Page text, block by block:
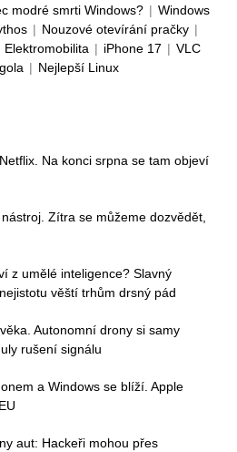
modré smrti Windows? | Windows
| Nouzové otevírání pračky |
Elektromobilita | iPhone 17 | VLC
| Nejlepší Linux
Na konci srpna se tam objeví
Zítra se můžeme dozvědět,
z umělé inteligence? Slavný
věští trhům drsný pád
Autonomní drony si samy
rušení signálu
a Windows se blíží. Apple
aut: Hackeři mohou přes